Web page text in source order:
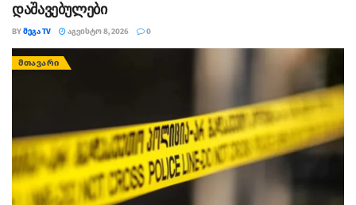
დაშავებულები
BYᲛᲔᲒᲐ TV ᲐᲒᲕᲘᲡᲢᲝ 8, 2026 0
ᲛᲗᲐᲕᲐᲠᲘ